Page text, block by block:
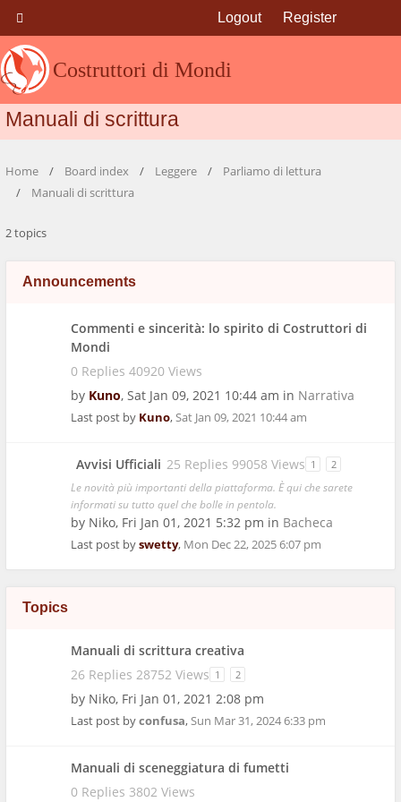
Costruttori di Mondi
Logout Register
Manuali di scrittura
Home Board index Leggere
Parliamo di lettura
Manuali di scrittura
2 topics
Announcements
Commenti e sincerità: lo spirito di Costruttori di
Mondi
0 Replies 40920 Views
by Kuno, Sat Jan 09, 2021 10:44 am in Narrativa
Last post by Kuno,Sat Jan 09, 2021 10:44 am
Avvisi Ufficiali 25 Replies 99058 Views 1 2
Le novità più importanti della piattaforma. È qui che sarete
informati su tutto quel che bolle in pentola.
by Niko, Fri Jan 01, 2021 5:32 pm in Bacheca
Last post byswetty, Mon Dec 22, 2025 6:07 pm
Topics
Manuali di scrittura creativa
26 Replies 28752 Views 1 2
by Niko, Fri Jan 01, 2021 2:08 pm
Last post byconfusa,Sun Mar 31, 2024 6:33 pm
Manuali di sceneggiatura di fumetti
0 Replies 3802 Views